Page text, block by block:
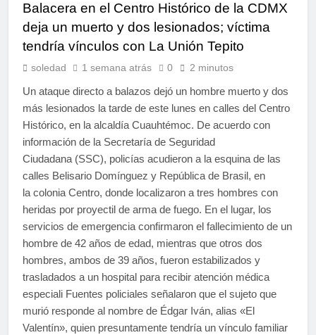
Balacera en el Centro Histórico de la CDMX
deja un muerto y dos lesionados; víctima
tendría vínculos con La Unión Tepito
soledad 1 semana atrás 0 2 minutos
Un ataque directo a balazos dejó un hombre muerto y dos
más lesionados la tarde de este lunes en calles del Centro
Histórico, en la alcaldía Cuauhtémoc. De acuerdo con
información de la Secretaría de Seguridad
Ciudadana (SSC), policías acudieron a la esquina de las
calles Belisario Domínguez y República de Brasil, en
la colonia Centro, donde localizaron a tres hombres con
heridas por proyectil de arma de fuego. En el lugar, los
servicios de emergencia confirmaron el fallecimiento de un
hombre de 42 años de edad, mientras que otros dos
hombres, ambos de 39 años, fueron estabilizados y
trasladados a un hospital para recibir atención médica
especiali Fuentes policiales señalaron que el sujeto que
murió responde al nombre de Édgar Iván, alias «El
Valentín», quien presuntamente tendría un vínculo familiar